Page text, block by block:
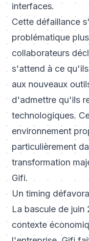
interfaces.
Cette défaillance
problématique
collaborateurs
s'attend à ce
aux nouveaux
d'admettre qu'ils
technologiques.
environnement
particulièrement
transformation
Gifi.
Un timing
La bascule de
contexte